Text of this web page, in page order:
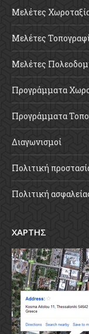
Μελέτες
Μελέτες
Μελέτες
Προγράμματα
Προγράμματα
Διαγωνισμοί
Πολιτική
Πολιτική
ΧΑΡΤΗΣ